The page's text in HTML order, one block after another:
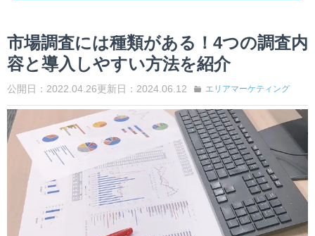
市場調査には種類がある！4つの調査内
容と導入しやすい方法を紹介
公開日：2022.04.26更新日：2024.06.12 エリアマーケティング